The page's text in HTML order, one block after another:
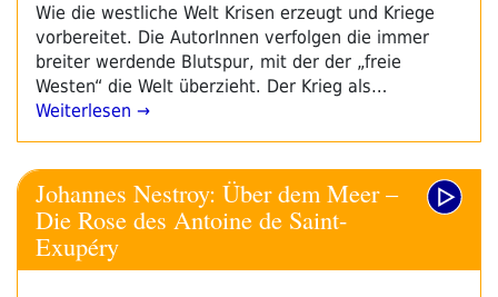
Wie die westliche Welt Krisen erzeugt und Kriege
vorbereitet. Die AutorInnen verfolgen die immer
breiter werdende Blutspur, mit der der „freie
Westen“ die Welt überzieht. Der Krieg als…
Weiterlesen →
Johannes Nestroy: Über dem Meer –
Die Rose des Antoine de Saint-
Exupéry